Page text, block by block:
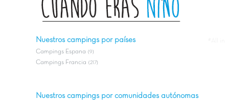
Nuestros campings por países
Campings Espana (9)
Campings Francia (217)
Nuestros campings por comunidades autónomas